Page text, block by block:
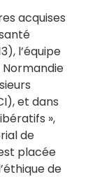
acquises
l’équipe
Normandie
et dans
»,
de
placée
de